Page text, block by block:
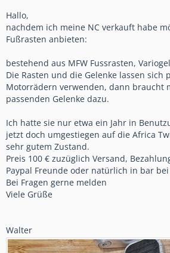
Hallo,
nachdem ich meine NC verkauft habe
Fußrasten anbieten:
bestehend aus MFW Fussrasten,
Die Rasten und die Gelenke lassen sich
Motorrädern verwenden, dann braucht
passenden Gelenke dazu.
Ich hatte sie nur etwa ein Jahr in
jetzt doch umgestiegen auf die Africa
sehr gutem Zustand.
Preis 100 € zuzüglich Versand,
Paypal Freunde oder natürlich in bar
Bei Fragen gerne melden
Viele Grüße
Walter